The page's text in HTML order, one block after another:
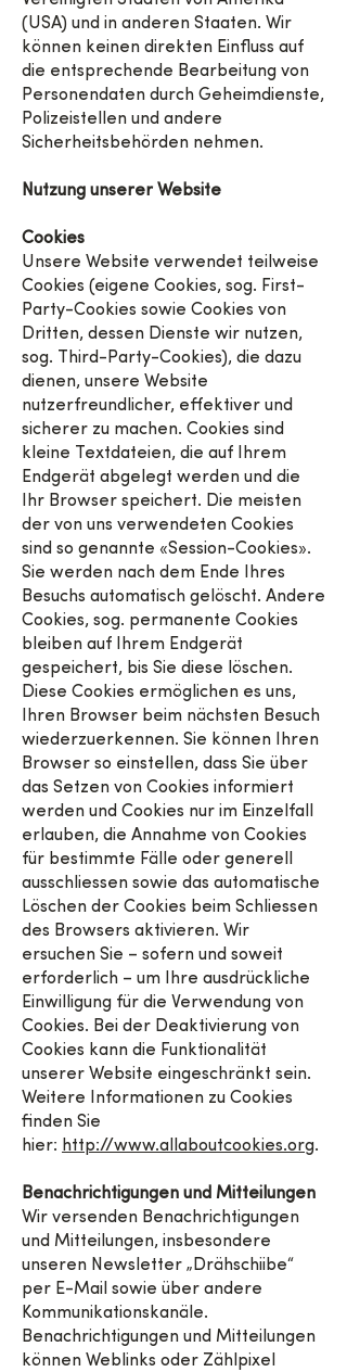
(USA) und in anderen Staaten. Wir
können keinen direkten Einfluss auf
die entsprechende Bearbeitung von
Personendaten durch Geheimdienste,
Polizeistellen und andere
Sicherheitsbehörden nehmen.
Nutzung unserer Website
Cookies
Unsere Website verwendet teilweise
Cookies (eigene Cookies, sog. First-
Party-Cookies sowie Cookies von
Dritten, dessen Dienste wir nutzen,
sog. Third-Party-Cookies), die dazu
dienen, unsere Website
nutzerfreundlicher, effektiver und
sicherer zu machen. Cookies sind
kleine Textdateien, die auf Ihrem
Endgerät abgelegt werden und die
Ihr Browser speichert. Die meisten
der von uns verwendeten Cookies
sind so genannte «Session-Cookies».
Sie werden nach dem Ende Ihres
Besuchs automatisch gelöscht. Andere
Cookies, sog. permanente Cookies
bleiben auf Ihrem Endgerät
gespeichert, bis Sie diese löschen.
Diese Cookies ermöglichen es uns,
Ihren Browser beim nächsten Besuch
wiederzuerkennen. Sie können Ihren
Browser so einstellen, dass Sie über
das Setzen von Cookies informiert
werden und Cookies nur im Einzelfall
erlauben, die Annahme von Cookies
für bestimmte Fälle oder generell
ausschliessen sowie das automatische
Löschen der Cookies beim Schliessen
des Browsers aktivieren. Wir
ersuchen Sie – sofern und soweit
erforderlich – um Ihre ausdrückliche
Einwilligung für die Verwendung von
Cookies. Bei der Deaktivierung von
Cookies kann die Funktionalität
unserer Website eingeschränkt sein.
Weitere Informationen zu Cookies
finden Sie
hier: http://www.allaboutcookies.org.
Benachrichtigungen und Mitteilungen
Wir versenden Benachrichtigungen
und Mitteilungen, insbesondere
unseren Newsletter „Drähschiibe“
per E-Mail sowie über andere
Kommunikationskanäle.
Benachrichtigungen und Mitteilungen
können Weblinks oder Zählpixel